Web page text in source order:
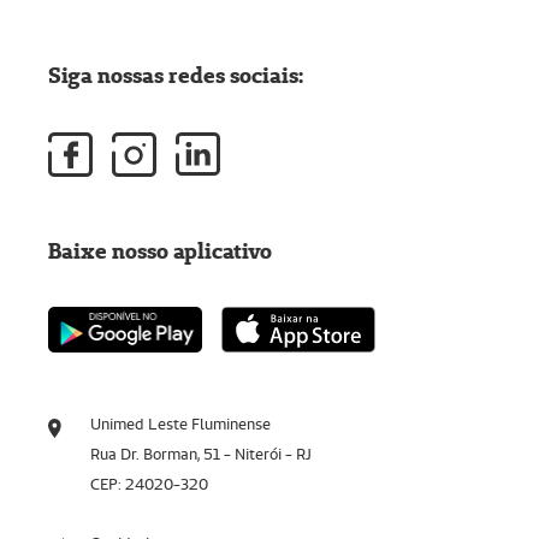
Unimed Leste Fluminense
Rua Dr. Borman, 51 - Niterói - RJ
CEP: 24020-320
Siga nossas redes sociais:
Baixe nosso aplicativo